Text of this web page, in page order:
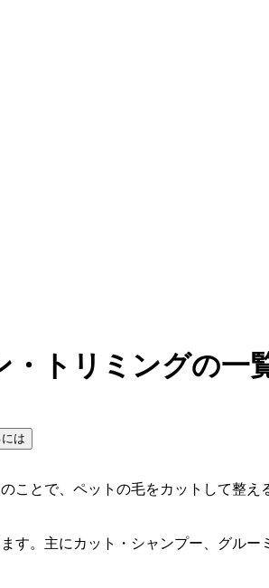
・トリミングの一
は
ことで、ペットの毛をカットして整
す。主にカット・シャンプー、グル